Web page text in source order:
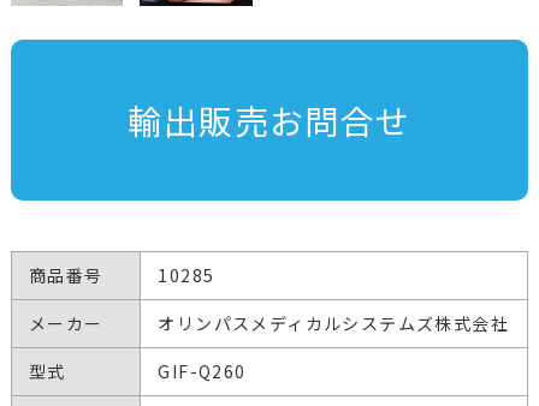
輸出販売お問合せ
商品番号
10285
メーカー
オリンパスメディカルシステムズ株式会社
型式
GIF-Q260